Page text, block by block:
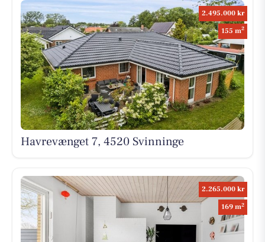
2.495.000 kr
155 m2
Havrevænget 7, 4520 Svinninge
2.265.000 kr
169 m2